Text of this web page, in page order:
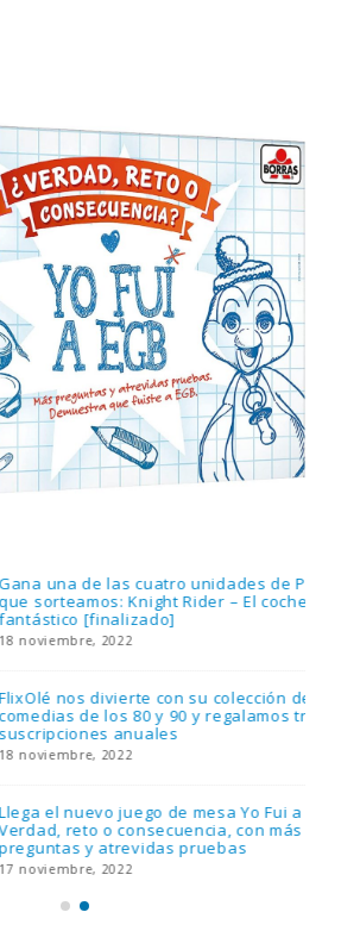
de las cuatro unidades de PLAYMOBIL
Knight Rider – El coche
[finalizado]
2022
divierte con su colección de
los 80 y 90 y regalamos tres
anuales
2022
juego de mesa Yo Fui a EGB:
o consecuencia, con más
y atrevidas pruebas
2022